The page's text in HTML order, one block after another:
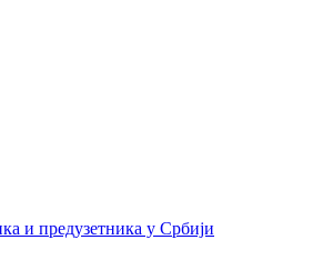
и предузетника у Србији